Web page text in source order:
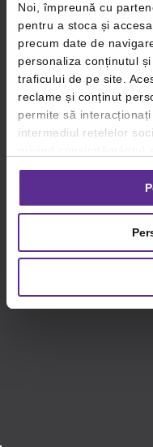
Noi, împreună cu
pentru a stoca și
precum date de
personaliza conținutul
traficului de pe site.
reclame și conținut
permite să
intermediul rețelelor
consimțământul
setările dvs. de cookie-
privind utilizarea